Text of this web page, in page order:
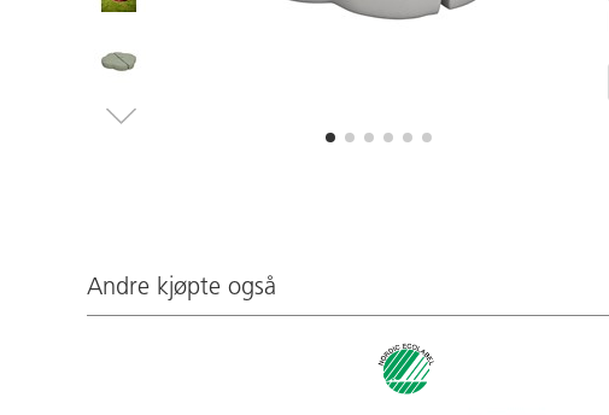
Andre kjøpte også